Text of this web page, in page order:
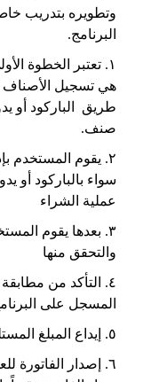
وتطويره بتدريب
البرنامج.
١. تعتبر الخطوة
هي تسجيل الأصناف
طريق الباركود أو
صنف.
٢. يقوم المستخدم
سواء بالباركود أو
عملية الشراء
٣. بعدها يقوم
والتحقق منها
٤. التأكد من
المسجل على
٥. إيداع المبلغ المستلم في الخزينة.
٦. إصدار الفاتورة